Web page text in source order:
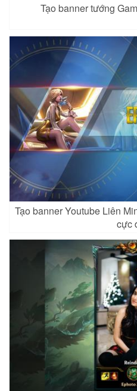
Tạo banner tướng
Tạo banner Youtube Liên
cực